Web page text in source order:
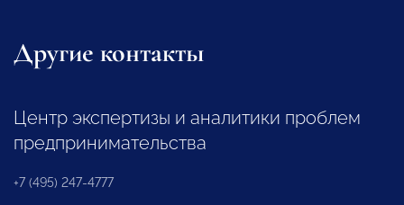
Другие контакты
Центр экспертизы и аналитики проблем
предпринимательства
+7 (495) 247-4777